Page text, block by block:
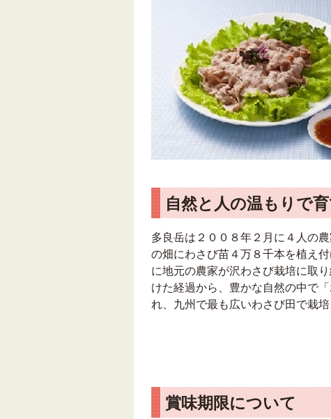
自然と人の温もりで
多良岳は２００８年２月に４人の
の畑にわさび苗４万８千本を植え
に地元の農家が沢わさび栽培に取
けた経過から、豊かな自然の中で
れ、九州で最も広いわさび田で栽培
賞味期限について